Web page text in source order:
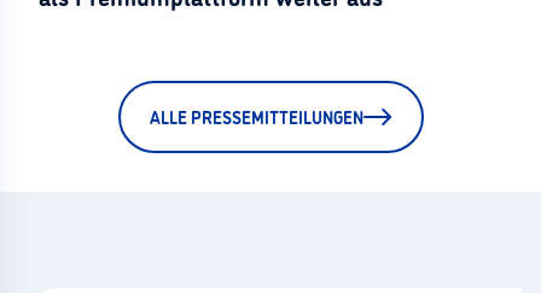
ALLE PRESSEMITTEILUNGEN